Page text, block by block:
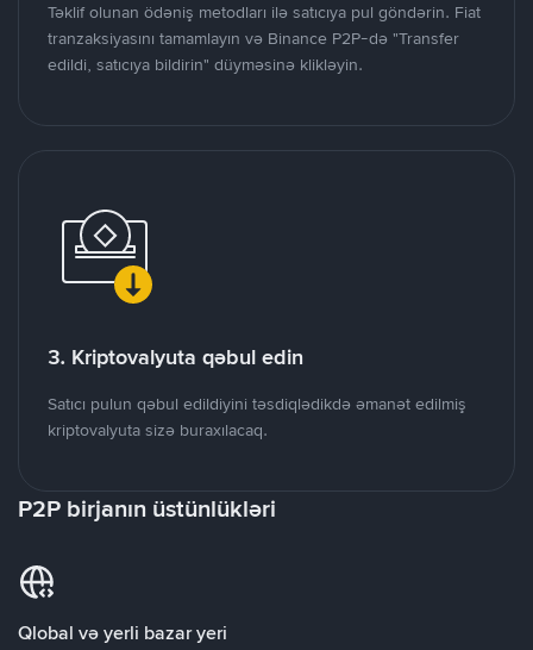
Təklif olunan ödəniş metodları ilə satıcıya pul göndərin. Fiat
tranzaksiyasını tamamlayın və Binance P2P-də "Transfer
edildi, satıcıya bildirin" düyməsinə klikləyin.
3. Kriptovalyuta qəbul edin
Satıcı pulun qəbul edildiyini təsdiqlədikdə əmanət edilmiş
kriptovalyuta sizə buraxılacaq.
P2P birjanın üstünlükləri
Qlobal və yerli bazar yeri